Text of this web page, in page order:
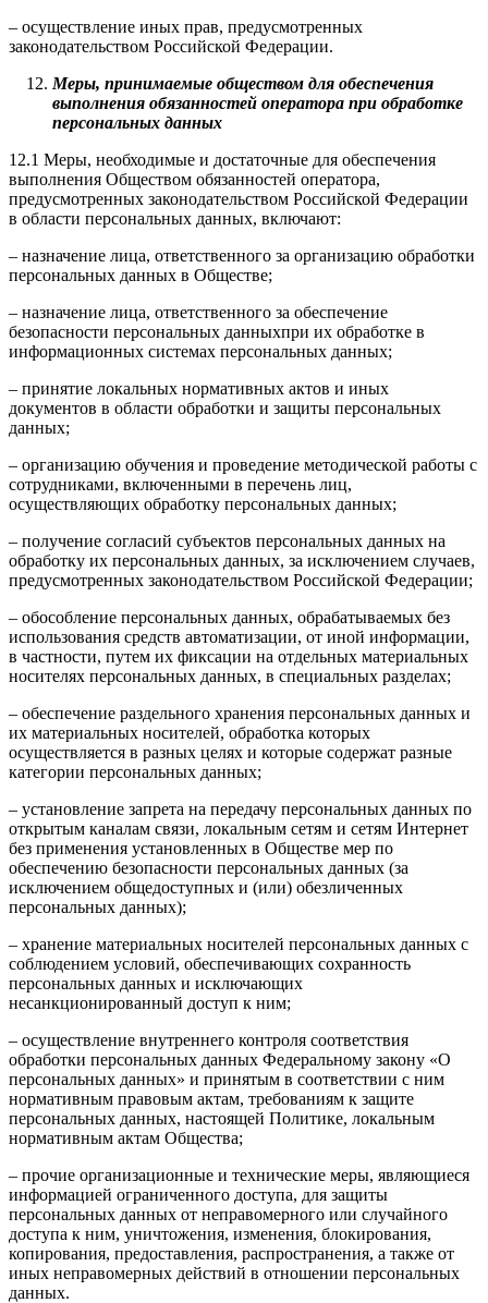
– осуществление иных прав, предусмотренных
законодательством Российской Федерации.
Меры, принимаемые обществом для обеспечения
выполнения обязанностей оператора при обработке
персональных данных
12.1 Меры, необходимые и достаточные для обеспечения
выполнения Обществом обязанностей оператора,
предусмотренных законодательством Российской Федерации
в области персональных данных, включают:
– назначение лица, ответственного за организацию обработки
персональных данных в Обществе;
– назначение лица, ответственного за обеспечение
безопасности персональных данныхпри их обработке в
информационных системах персональных данных;
– принятие локальных нормативных актов и иных
документов в области обработки и защиты персональных
данных;
– организацию обучения и проведение методической работы с
сотрудниками, включенными в перечень лиц,
осуществляющих обработку персональных данных;
– получение согласий субъектов персональных данных на
обработку их персональных данных, за исключением случаев,
предусмотренных законодательством Российской Федерации;
– обособление персональных данных, обрабатываемых без
использования средств автоматизации, от иной информации,
в частности, путем их фиксации на отдельных материальных
носителях персональных данных, в специальных разделах;
– обеспечение раздельного хранения персональных данных и
их материальных носителей, обработка которых
осуществляется в разных целях и которые содержат разные
категории персональных данных;
– установление запрета на передачу персональных данных по
открытым каналам связи, локальным сетям и сетям Интернет
без применения установленных в Обществе мер по
обеспечению безопасности персональных данных (за
исключением общедоступных и (или) обезличенных
персональных данных);
– хранение материальных носителей персональных данных с
соблюдением условий, обеспечивающих сохранность
персональных данных и исключающих
несанкционированный доступ к ним;
– осуществление внутреннего контроля соответствия
обработки персональных данных Федеральному закону «О
персональных данных» и принятым в соответствии с ним
нормативным правовым актам, требованиям к защите
персональных данных, настоящей Политике, локальным
нормативным актам Общества;
– прочие организационные и технические меры, являющиеся
информацией ограниченного доступа, для защиты
персональных данных от неправомерного или случайного
доступа к ним, уничтожения, изменения, блокирования,
копирования, предоставления, распространения, а также от
иных неправомерных действий в отношении персональных
данных.